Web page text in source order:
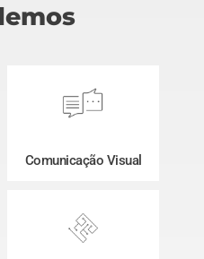
Comunicação Visual